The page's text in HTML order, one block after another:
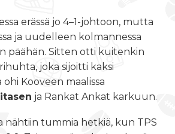
erässä jo 4–1-johtoon, mutta
ja uudelleen kolmannessa
päähän. Sitten otti kuitenkin
joka sijoitti kaksi
Kooveen maalissa
ja Rankat Ankat karkuun.
nähtiin tummia hetkiä, kun TPS